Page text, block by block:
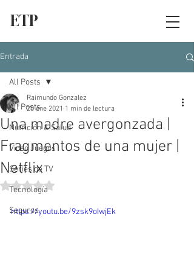
ETP
Entrada
All Posts
Nutrición & Salud
Video Juegos
Series de TV
Tecnología
Seguros
All Posts
Una madre avergonzada |
Fragmentos de una mujer |
Netflix
Raimundo Gonzalez
20 ene 2021 1 min de lectura
Obtuvo NaN de 5 estrellas.
https://youtu.be/9zsk9oIwjEk